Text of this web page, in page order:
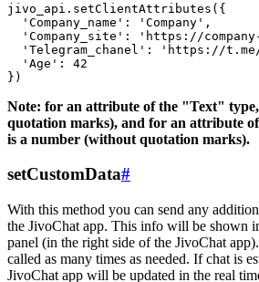
jivo_api.setClientAttributes({
  'Company_name': 'Company',
'Company_site': 'https://
'Telegram_chanel': 'https://
  'Age': 42
Note: for an attribute of the "Text"
quotation marks), and for an attribute
is a number (without quotation marks).
setCustomData#
With this method you can send any
the JivoChat app. This info will be shown
panel (in the right side of the JivoChat
called as many times as needed. If chat is
JivoChat app will be updated in the real